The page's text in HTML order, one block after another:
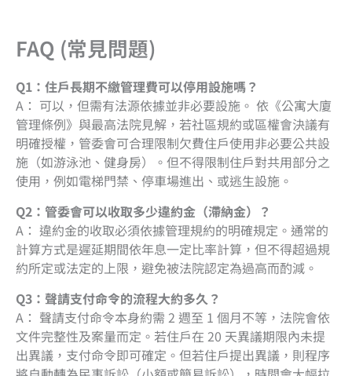
FAQ (常見問題)
Q1：住戶長期不繳管理費可以停用設施嗎？
A： 可以，但需有法源依據並非必要設施。 依《公寓大廈
管理條例》與最高法院見解，若社區規約或區權會決議有
明確授權，管委會可合理限制欠費住戶使用非必要公共設
施（如游泳池、健身房）。但不得限制住戶對共用部分之
使用，例如電梯門禁、停車場進出、或逃生設施。
Q2：管委會可以收取多少違約金（滯納金）？
A： 違約金的收取必須依據管理規約的明確規定。通常的
計算方式是遲延期間依年息一定比率計算，但不得超過規
約所定或法定的上限，避免被法院認定為過高而酌減。
Q3：聲請支付命令的流程大約多久？
A： 聲請支付命令本身約需 2 週至 1 個月不等，法院會依
文件完整性及案量而定。若住戶在 20 天異議期限內未提
出異議，支付命令即可確定。但若住戶提出異議，則程序